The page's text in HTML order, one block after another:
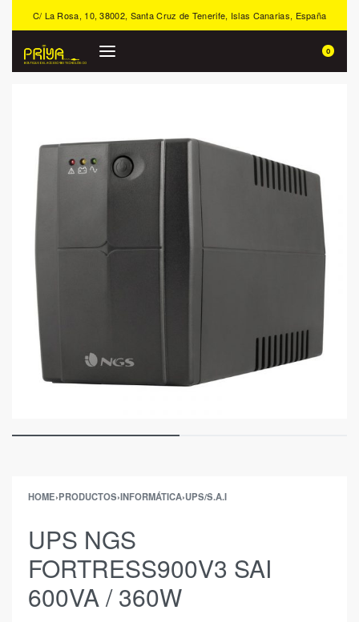
C/ La Rosa, 10, 38002, Santa Cruz de Tenerife, Islas Canarias, España
0
HOME›PRODUCTOS›INFORMÁTICA›UPS/S.A.I
UPS NGS
FORTRESS900V3 SAI
600VA / 360W